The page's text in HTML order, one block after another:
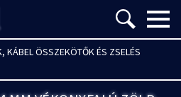
Menü
KÁBEL ÖSSZEKÖTŐK ÉS ZSELÉS